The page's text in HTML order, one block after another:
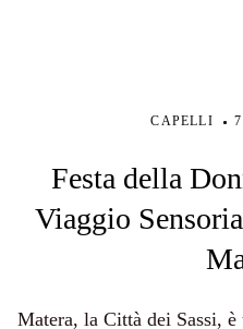
CAPELLI
Festa della
Viaggio
Matera, la Città dei Sassi,